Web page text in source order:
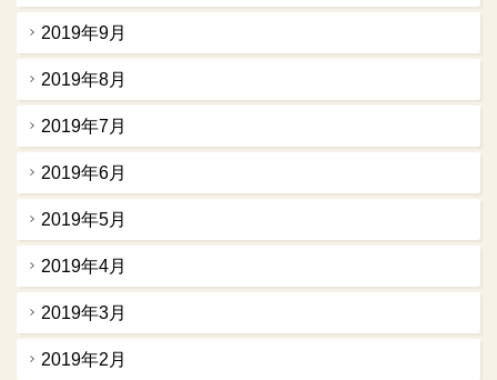
2019年9月
2019年8月
2019年7月
2019年6月
2019年5月
2019年4月
2019年3月
2019年2月